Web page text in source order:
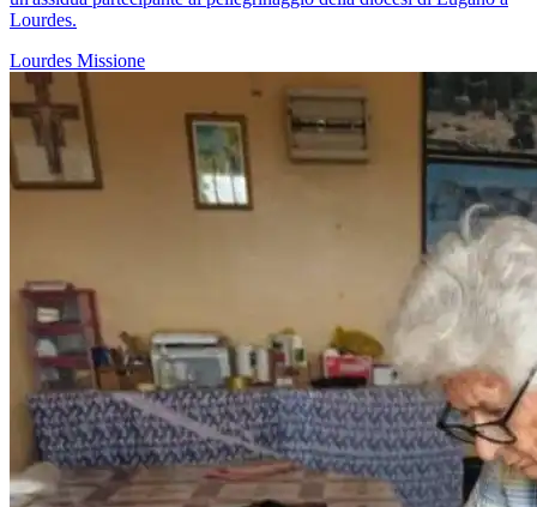
Lourdes.
Lourdes Missione